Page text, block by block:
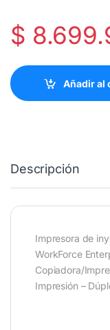
$
Añadir al
Descripción
Impresora de
WorkForce
Copiadora/
Impresión –